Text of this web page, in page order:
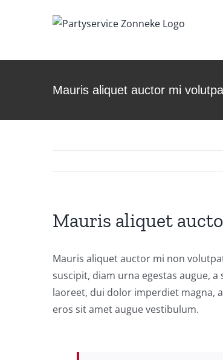
Mauris aliquet auctor mi
Mauris aliquet
Mauris aliquet auctor mi non
suscipit, diam urna egestas augue,
laoreet, dui dolor imperdiet magna,
eros sit amet augue vestibulum.